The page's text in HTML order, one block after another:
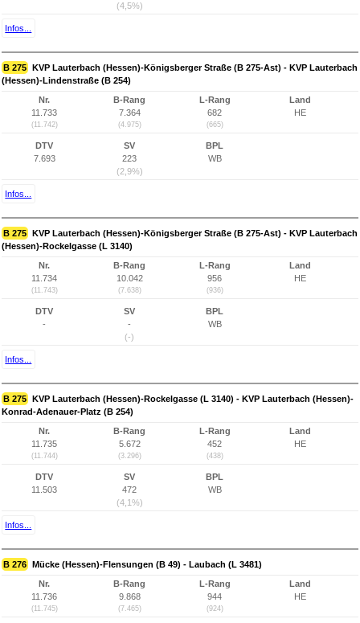
(4,5%)
Infos...
B 275 KVP Lauterbach (Hessen)-Königsberger Straße (B 275-Ast) - KVP Lauterbach
(Hessen)-Lindenstraße (B 254)
Nr.
11.733
(11.742)
B-Rang
7.364
(4.975)
L-Rang
682
(665)
Land
HE
DTV
7.693
SV
223
(2,9%)
BPL
WB
Infos...
B 275 KVP Lauterbach (Hessen)-Königsberger Straße (B 275-Ast) - KVP Lauterbach
(Hessen)-Rockelgasse (L 3140)
Nr.
11.734
(11.743)
B-Rang
10.042
(7.638)
L-Rang
956
(936)
Land
HE
DTV
-
SV
-
(-)
BPL
WB
Infos...
B 275 KVP Lauterbach (Hessen)-Rockelgasse (L 3140) - KVP Lauterbach (Hessen)-
Konrad-Adenauer-Platz (B 254)
Nr.
11.735
(11.744)
B-Rang
5.672
(3.296)
L-Rang
452
(438)
Land
HE
DTV
11.503
SV
472
(4,1%)
BPL
WB
Infos...
B 276 Mücke (Hessen)-Flensungen (B 49) - Laubach (L 3481)
Nr.
11.736
(11.745)
B-Rang
9.868
(7.465)
L-Rang
944
(924)
Land
HE